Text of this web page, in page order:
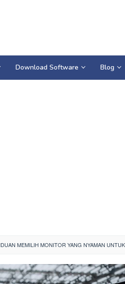
Download Software Blog
MEMILIH MONITOR YANG NYAMAN